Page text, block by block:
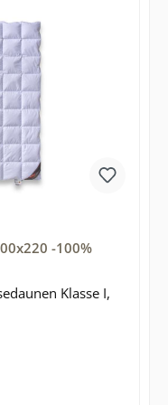
-100%
Klasse I,